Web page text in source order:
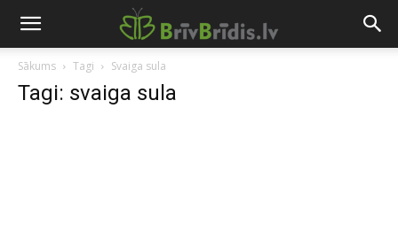
Sākums Tagi Svaiga sula
Tagi: svaiga sula